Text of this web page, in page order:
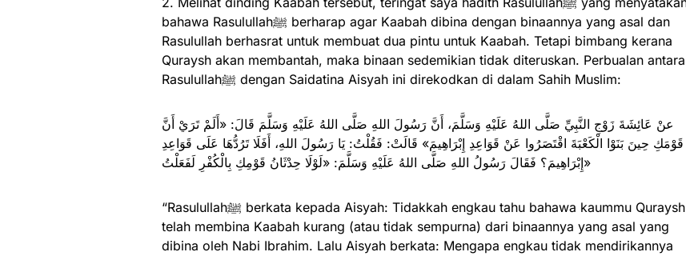
bahawa Rasulullahﷺ berharap agar Kaabah dibina dengan binaannya yang asal dan
Rasulullah berhasrat untuk membuat dua pintu untuk Kaabah. Tetapi bimbang kerana
Quraysh akan membantah, maka binaan sedemikian tidak diteruskan. Perbualan antara
Rasulullahﷺ dengan Saidatina Aisyah ini direkodkan di dalam Sahih Muslim:
عنْ عَائِشَةَ زَوْجِ النَّبِيِّ صَلَّى اللهُ عَلَيْهِ وَسَلَّمَ، أَنَّ رَسُولَ اللهِ صَلَّى اللهُ عَلَيْهِ وَسَلَّمَ قَالَ: «أَلَمْ تَرَيْ أَنَّ
قَوْمَكِ حِينَ بَنَوْا الْكَعْبَةَ اقْتَصَرُوا عَنْ قَوَاعِدِ إِبْرَاهِيمَ» قَالَتْ: فَقُلْتُ: يَا رَسُولَ اللهِ، أَفَلَا تَرُدُّهَا عَلَى قَوَاعِدِ
إِبْرَاهِيمَ؟ فَقَالَ رَسُولُ اللهِ صَلَّى اللهُ عَلَيْهِ وَسَلَّمَ: «لَوْلَا حِدْثَانُ قَوْمِكِ بِالْكُفْرِ لَفَعَلْتُ»
“Rasulullahﷺ berkata kepada Aisyah: Tidakkah engkau tahu bahawa kaummu Quraysh
telah membina Kaabah kurang (atau tidak sempurna) dari binaannya yang asal yang
dibina oleh Nabi Ibrahim. Lalu Aisyah berkata: Mengapa engkau tidak mendirikannya